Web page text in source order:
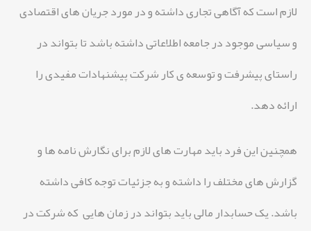
لازم است که آگاهی تجاری داشته و در مورد جریان های اقتصادی
و سیاسی موجود در جامعه اطلاعاتی داشته باشد تا بتواند در
راستای پیشرفت و توسعه ی کار شرکت پیشنهادات مفیدی را
ارائه دهد.
همچنین این فرد باید مهارت های لازم برای نگارش نامه ها و
گزارش های مختلف را داشته و به جزئیات توجه کافی داشته
باشد. یک حسابدار مالی باید بتواند در زمان هایی که شرکت در